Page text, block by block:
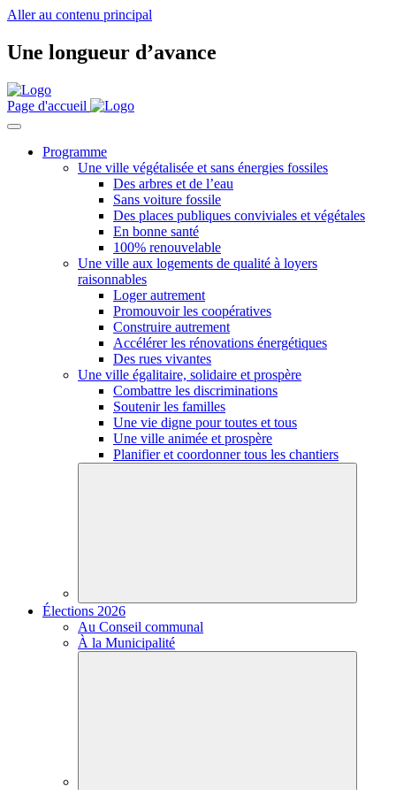
Aller au contenu principal
Une longueur d’avance
Page d'accueil
Programme
Une ville végétalisée et sans énergies fossiles
Des arbres et de l’eau
Sans voiture fossile
Des places publiques conviviales et végétales
En bonne santé
100% renouvelable
Une ville aux logements de qualité à loyers
raisonnables
Loger autrement
Promouvoir les coopératives
Construire autrement
Accélérer les rénovations énergétiques
Des rues vivantes
Une ville égalitaire, solidaire et prospère
Combattre les discriminations
Soutenir les familles
Une vie digne pour toutes et tous
Une ville animée et prospère
Planifier et coordonner tous les chantiers
Élections 2026
Au Conseil communal
À la Municipalité